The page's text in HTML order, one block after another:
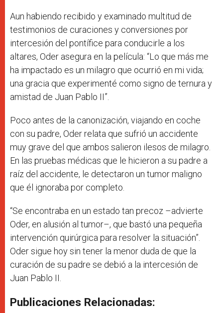
Aun habiendo recibido y examinado multitud de
testimonios de curaciones y conversiones por
intercesión del pontífice para conducirle a los
altares, Oder asegura en la película: “Lo que más me
ha impactado es un milagro que ocurrió en mi vida;
una gracia que experimenté como signo de ternura y
amistad de Juan Pablo II”.
Poco antes de la canonización, viajando en coche
con su padre, Oder relata que sufrió un accidente
muy grave del que ambos salieron ilesos de milagro.
En las pruebas médicas que le hicieron a su padre a
raíz del accidente, le detectaron un tumor maligno
que él ignoraba por completo.
“Se encontraba en un estado tan precoz –advierte
Oder, en alusión al tumor–, que bastó una pequeña
intervención quirúrgica para resolver la situación”.
Oder sigue hoy sin tener la menor duda de que la
curación de su padre se debió a la intercesión de
Juan Pablo II.
Publicaciones Relacionadas: